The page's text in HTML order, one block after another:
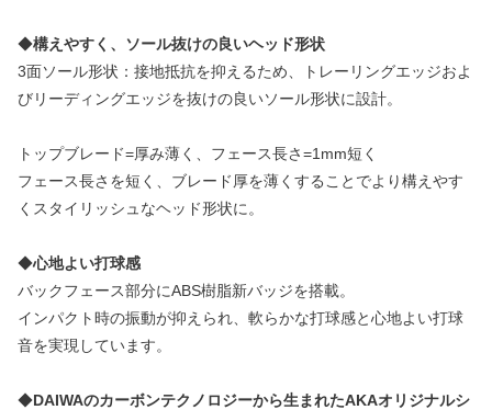
◆構えやすく、ソール抜けの良いヘッド形状
3面ソール形状：接地抵抗を抑えるため、トレーリングエッジおよ
びリーディングエッジを抜けの良いソール形状に設計。
トップブレード=厚み薄く、フェース長さ=1mm短く
フェース長さを短く、ブレード厚を薄くすることでより構えやす
くスタイリッシュなヘッド形状に。
◆心地よい打球感
バックフェース部分にABS樹脂新バッジを搭載。
インパクト時の振動が抑えられ、軟らかな打球感と心地よい打球
音を実現しています。
◆DAIWAのカーボンテクノロジーから生まれたAKAオリジナルシ